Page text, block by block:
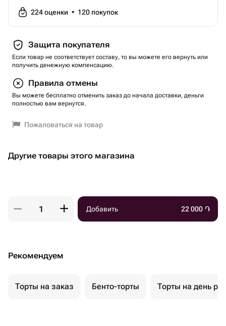
224оценки • 120 покупок
Защита покупателя
Если товар не соответствует составу, то вы можете его вернуть или
получить денежную компенсацию.
Правила отмены
Вы можете бесплатно отменить заказ до начала доставки, деньги
полностью вам вернутся.
Пожаловаться на товар
Другие товары этого магазина
Добавить 22 000 ֏
Рекомендуем
Торты на заказ Бенто-торты Торты на день